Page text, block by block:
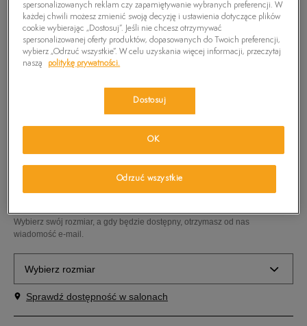
TIMBERLAND HOOKSET HANDCRAFTED
49,99zł
Wybierz swój rozmiar, a gdy będzie dostępny, otrzymasz od nas
wiadomość e-mail.
Wybierz rozmiar
Rozmiary EU
Sprawdź dostępność w salonach
spersonalizowanych reklam czy zapamiętywanie wybranych preferencji. W
każdej chwili możesz zmienić swoją decyzję i ustawienia dotyczące plików
cookie wybierając „Dostosuj”. Jeśli nie chcesz otrzymywać
spersonalizowanej oferty produktów, dopasowanych do Twoich preferencji,
wybierz „Odrzuć wszystkie”. W celu uzyskania więcej informacji, przeczytaj
naszą
politykę prywatności.
Dostosuj
Odrzuć wszystkie
OK